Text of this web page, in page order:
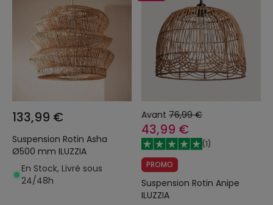
133,99 €
Suspension Rotin Asha
Ø500 mm ILUZZIA
En Stock, Livré sous
24/48h
Avant 76,99 €
43,99 €
(1)
PROMO
Suspension Rotin Anipe
ILUZZIA